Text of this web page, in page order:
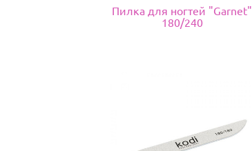
Пилка для ногтей "Garnet"
180/240